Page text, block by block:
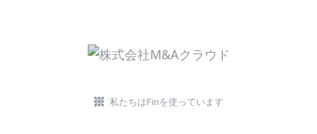
私たちはFinを使っています